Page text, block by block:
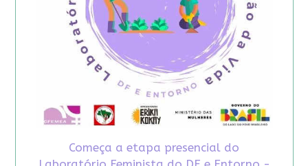
Começa a etapa presencial do